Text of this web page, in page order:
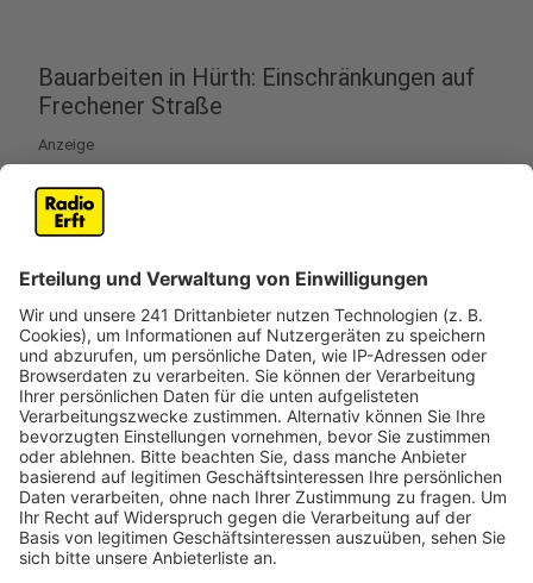
Bauarbeiten in Hürth: Einschränkungen auf
Frechener Straße
Anzeige
In Hürth gibt es am Mittwoch (15. Oktober)
dafür sind Bauarbeiten an der Ampelanlage an der
Kreuzung zur Theresienhöhe. Zwischen 8 und etwa 14
Uhr wird dort gearbeitet. Während der Bauarbeiten ist
die Strecke teilweise gesperrt. Autofahrer, die von der
Sudetenstraße in Richtung Theresienhöhe unterwegs
sind, müssen eine Ausweichroute nutzen. In die
Gegenrichtung bleibt die Durchfahrt jedoch möglich.
Auch ein Teil des Geh- und Radwegs sowie die
Fußgängerquerungen sind von den Sperrungen
betroffen. Hintergrund der Arbeiten ist ein tragischer
Unfall im Juni, bei dem eine Schülerin und ihr